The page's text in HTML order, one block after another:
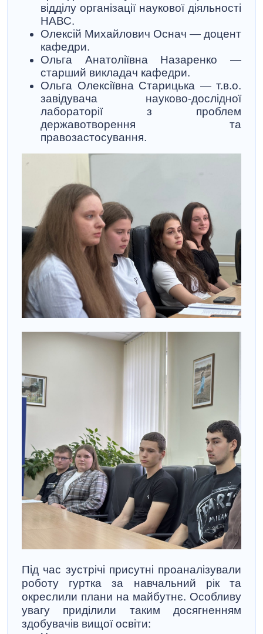
відділу організації наукової діяльності
НАВС.
Олексій Михайлович Оснач — доцент
кафедри.
Ольга Анатоліївна Назаренко —
старший викладач кафедри.
Ольга Олексіївна Старицька — т.в.о.
завідувача науково-дослідної
лабораторії з проблем
державотворення та
правозастосування.
Під час зустрічі присутні проаналізували
роботу гуртка за навчальний рік та
окреслили плани на майбутнє. Особливу
увагу приділили таким досягненням
здобувачів вищої освіти: